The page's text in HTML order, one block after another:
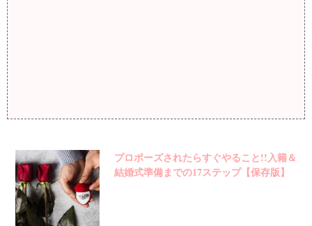
プロポーズされたらすぐやること!!入籍＆
結婚式準備までの17ステップ【保存版】